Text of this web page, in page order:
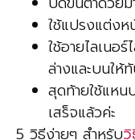
ใช้แปรงแต่ง
ใช้อายไลเนอ
ล่างและบนให้
สุดท้ายใช้แห
เสร็จแล้วค่ะ
5 วิธีง่ายๆ สำหรับ